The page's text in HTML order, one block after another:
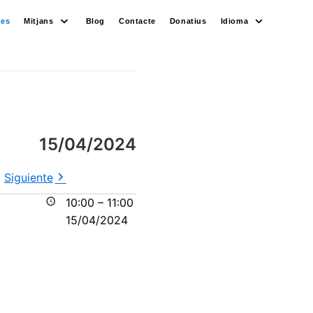
Mitjans Blog Contacte Donatius Idioma
15/04/2024
Siguiente
10:00 – 11:00
15/04/2024